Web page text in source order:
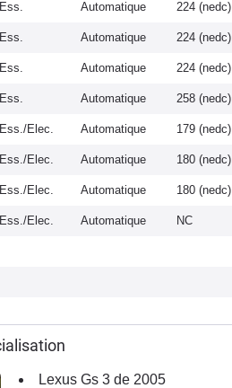
Ess. Automatique 224 (nedc)
Ess. Automatique 224 (nedc)
Ess. Automatique 224 (nedc)
Ess. Automatique 258 (nedc)
Ess./Elec. Automatique 179 (nedc)
Ess./Elec. Automatique 180 (nedc)
Ess./Elec. Automatique 180 (nedc)
Ess./Elec. Automatique NC
Lexus Gs 3 de 2005